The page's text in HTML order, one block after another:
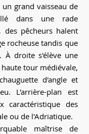
grand vaisseau de
dans une rade
des pêcheurs halent
rocheuse tandis que
À droite s'élève une
tour médiévale,
d'angle et
L'arrière-plan est
caractéristique des
ou de l'Adriatique.
maîtrise de